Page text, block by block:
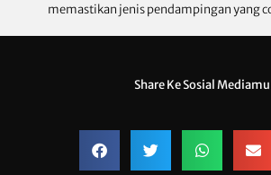
memastikan jenis pendampingan yang
Share Ke Sosial Mediamu